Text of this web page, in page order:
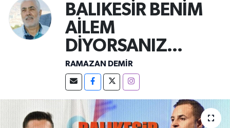
BALIKESİR BENİM
AİLEM
DİYORSANIZ...
RAMAZAN DEMİR